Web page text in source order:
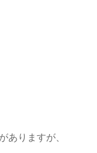
ありますが、